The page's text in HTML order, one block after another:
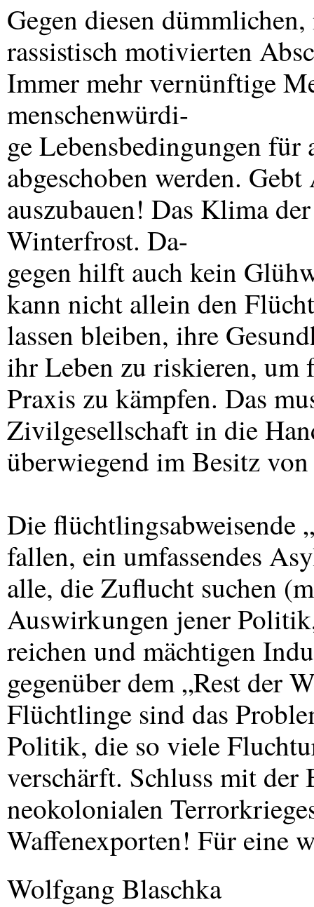
Gegen diesen
rassistisch motivierten
Immer mehr vernünftige
menschenwürdi-
ge Lebensbedingungen
abgeschoben werden.
auszubauen! Das Klima
Winterfrost. Da-
gegen hilft auch kein
kann nicht allein den
lassen bleiben, ihre
ihr Leben zu riskieren,
Praxis zu kämpfen. Das
Zivilgesellschaft in die
überwiegend im Besitz
Die flüchtlingsabweisende
fallen, ein umfassendes
alle, die Zuflucht suchen
Auswirkungen jener
reichen und mächtigen
gegenüber dem „Rest der
Flüchtlinge sind das
Politik, die so viele
verschärft. Schluss mit der
neokolonialen
Waffenexporten! Für eine
Wolfgang Blaschka